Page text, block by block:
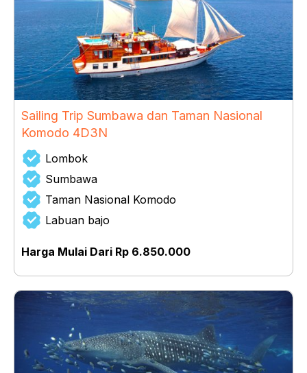
Sailing Trip Sumbawa dan Taman Nasional
Komodo 4D3N
Lombok
Sumbawa
Taman Nasional Komodo
Labuan bajo
Harga Mulai Dari Rp 6.850.000